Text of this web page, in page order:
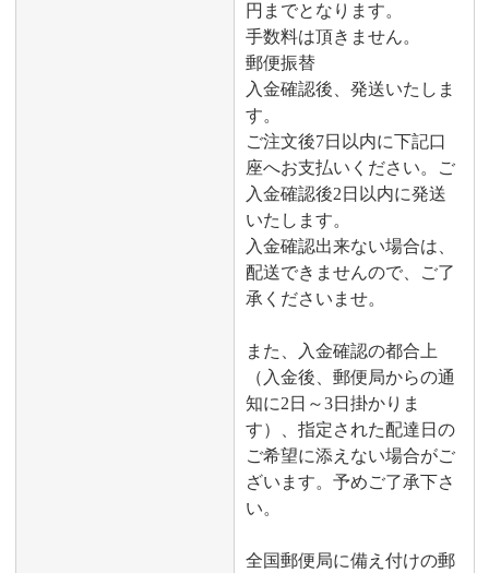
円までとなります。
手数料は頂きません。
郵便振替
入金確認後、発送いたしま
す。
ご注文後7日以内に下記口
座へお支払いください。ご
入金確認後2日以内に発送
いたします。
入金確認出来ない場合は、
配送できませんので、ご了
承くださいませ。
また、入金確認の都合上
（入金後、郵便局からの通
知に2日～3日掛かりま
す）、指定された配達日の
ご希望に添えない場合がご
ざいます。予めご了承下さ
い。
全国郵便局に備え付けの郵